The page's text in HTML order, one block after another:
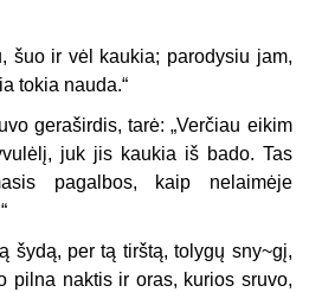
šuo ir vėl kaukia; parodysiu jam,
tokia nauda.“
geraširdis, tarė: „Verčiau eikim
juk jis kaukia iš bado. Tas
pagalbos, kaip nelaimėje
šydą, per tą tirštą, tolygų sny~gį,
pilna naktis ir oras, kurios sruvo,